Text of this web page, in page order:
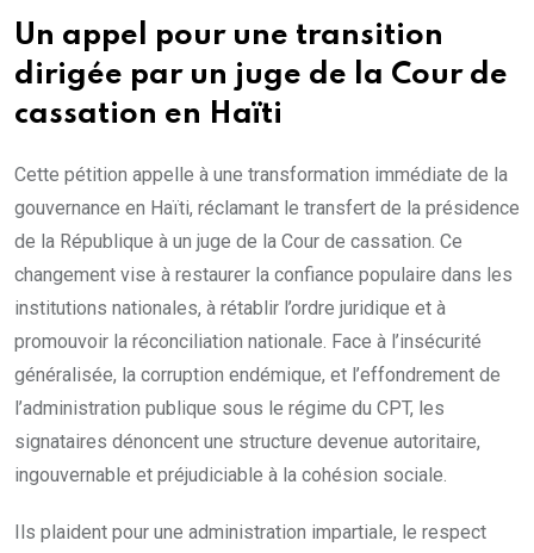
Un appel pour une transition
dirigée par un juge de la Cour de
cassation en Haïti
Cette pétition appelle à une transformation immédiate de la
gouvernance en Haïti, réclamant le transfert de la présidence
de la République à un juge de la Cour de cassation. Ce
changement vise à restaurer la confiance populaire dans les
institutions nationales, à rétablir l’ordre juridique et à
promouvoir la réconciliation nationale. Face à l’insécurité
généralisée, la corruption endémique, et l’effondrement de
l’administration publique sous le régime du CPT, les
signataires dénoncent une structure devenue autoritaire,
ingouvernable et préjudiciable à la cohésion sociale.
Ils plaident pour une administration impartiale, le respect